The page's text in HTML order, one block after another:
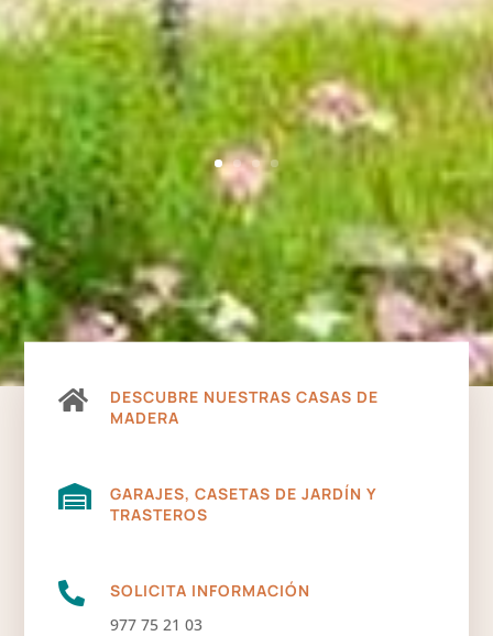

DESCUBRE NUESTRAS CASAS DE
MADERA

GARAJES, CASETAS DE JARDÍN Y
TRASTEROS

SOLICITA INFORMACIÓN
977 75 21 03